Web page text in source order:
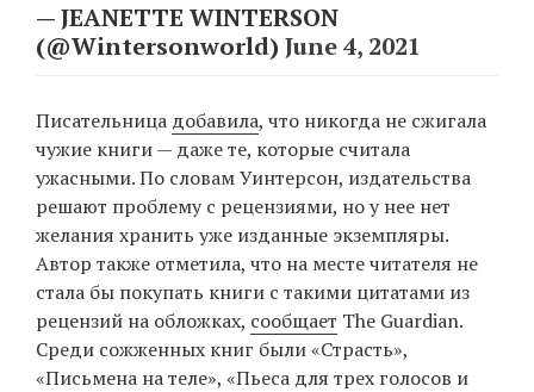
— JEANETTE WINTERSON
(@Wintersonworld) June 4, 2021
Писательница добавила, что никогда не сжигала
чужие книги — даже те, которые считала
ужасными. По словам Уинтерсон, издательства
решают проблему с рецензиями, но у нее нет
желания хранить уже изданные экземпляры.
Автор также отметила, что на месте читателя не
стала бы покупать книги с такими цитатами из
рецензий на обложках, сообщает The Guardian.
Среди сожженных книг были «Страсть»,
«Письмена на теле», «Пьеса для трех голосов и